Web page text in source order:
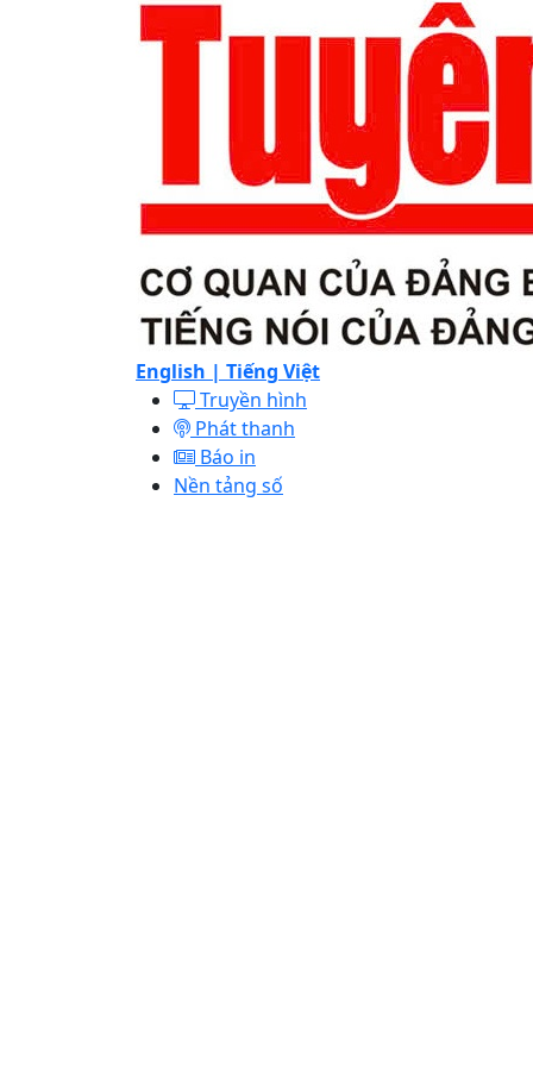
English | Tiếng Việt
Truyền hình
Phát thanh
Báo in
Nền tảng số